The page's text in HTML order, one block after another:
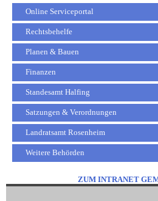
Online Serviceportal
Rechtsbehelfe
Planen & Bauen
Finanzen
Standesamt Halfing
Satzungen & Verordnungen
Landratsamt Rosenheim
Weitere Behörden
ZUM INTRANET